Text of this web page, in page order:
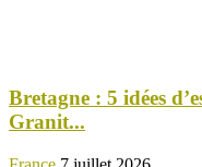
Bretagne : 5 idées
Granit...